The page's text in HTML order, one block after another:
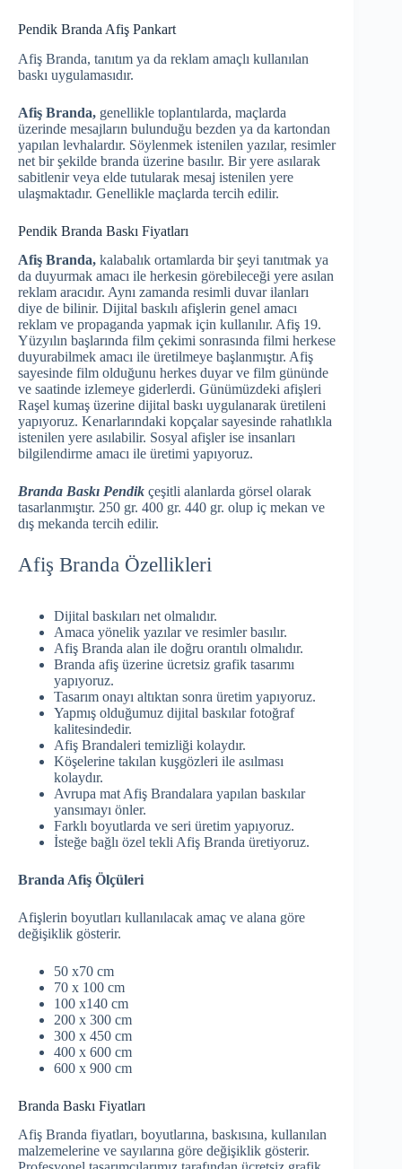
Pendik Branda Afiş Pankart
Afiş Branda, tanıtım ya da reklam amaçlı kullanılan
baskı uygulamasıdır.
Afiş Branda, genellikle toplantılarda, maçlarda
üzerinde mesajların bulunduğu bezden ya da kartondan
yapılan levhalardır. Söylenmek istenilen yazılar, resimler
net bir şekilde branda üzerine basılır. Bir yere asılarak
sabitlenir veya elde tutularak mesaj istenilen yere
ulaşmaktadır. Genellikle maçlarda tercih edilir.
Pendik Branda Baskı Fiyatları
Afiş Branda, kalabalık ortamlarda bir şeyi tanıtmak ya
da duyurmak amacı ile herkesin görebileceği yere asılan
reklam aracıdır. Aynı zamanda resimli duvar ilanları
diye de bilinir. Dijital baskılı afişlerin genel amacı
reklam ve propaganda yapmak için kullanılır. Afiş 19.
Yüzyılın başlarında film çekimi sonrasında filmi herkese
duyurabilmek amacı ile üretilmeye başlanmıştır. Afiş
sayesinde film olduğunu herkes duyar ve film gününde
ve saatinde izlemeye giderlerdi. Günümüzdeki afişleri
Raşel kumaş üzerine dijital baskı uygulanarak üretileni
yapıyoruz. Kenarlarındaki kopçalar sayesinde rahatlıkla
istenilen yere asılabilir. Sosyal afişler ise insanları
bilgilendirme amacı ile üretimi yapıyoruz.
Branda Baskı Pendik çeşitli alanlarda görsel olarak
tasarlanmıştır. 250 gr. 400 gr. 440 gr. olup iç mekan ve
dış mekanda tercih edilir.
Afiş Branda Özellikleri
Dijital baskıları net olmalıdır.
Amaca yönelik yazılar ve resimler basılır.
Afiş Branda alan ile doğru orantılı olmalıdır.
Branda afiş üzerine ücretsiz grafik tasarımı
yapıyoruz.
Tasarım onayı altıktan sonra üretim yapıyoruz.
Yapmış olduğumuz dijital baskılar fotoğraf
kalitesindedir.
Afiş Brandaleri temizliği kolaydır.
Köşelerine takılan kuşgözleri ile asılması
kolaydır.
Avrupa mat Afiş Brandalara yapılan baskılar
yansımayı önler.
Farklı boyutlarda ve seri üretim yapıyoruz.
İsteğe bağlı özel tekli Afiş Branda üretiyoruz.
Branda Afiş Ölçüleri
Afişlerin boyutları kullanılacak amaç ve alana göre
değişiklik gösterir.
50 x70 cm
70 x 100 cm
100 x140 cm
200 x 300 cm
300 x 450 cm
400 x 600 cm
600 x 900 cm
Branda Baskı Fiyatları
Afiş Branda fiyatları, boyutlarına, baskısına, kullanılan
malzemelerine ve sayılarına göre değişiklik gösterir.